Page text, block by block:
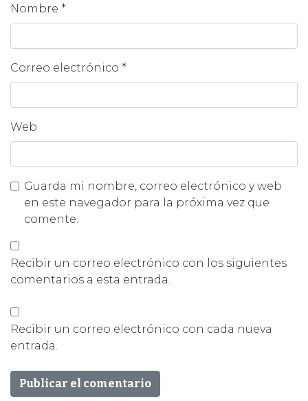
Nombre *
Correo electrónico *
Web
Guarda mi nombre, correo electrónico y web
en este navegador para la próxima vez que
comente.
Recibir un correo electrónico con los siguientes
comentarios a esta entrada.
Recibir un correo electrónico con cada nueva
entrada.